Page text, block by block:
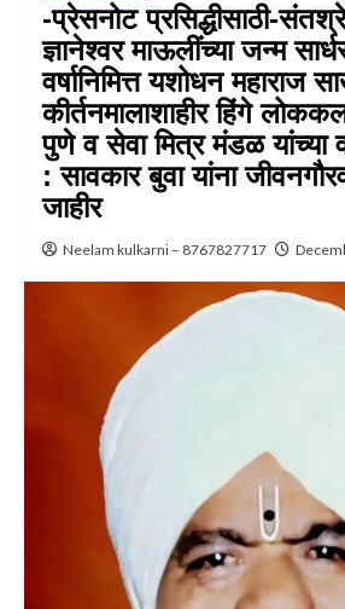
-प्रेसनोट प्रसिद्धीसाठी-
ज्ञानेश्वर माऊलींच्या जन्म
वर्षानिमित्त यशोधन महाराज
कीर्तनमालाशाहीर हिंगे
पुणे व सेवा मित्र मंडळ
: सावकार बुवा यांना
जाहीर
Neelam kulkarni – 8767827717